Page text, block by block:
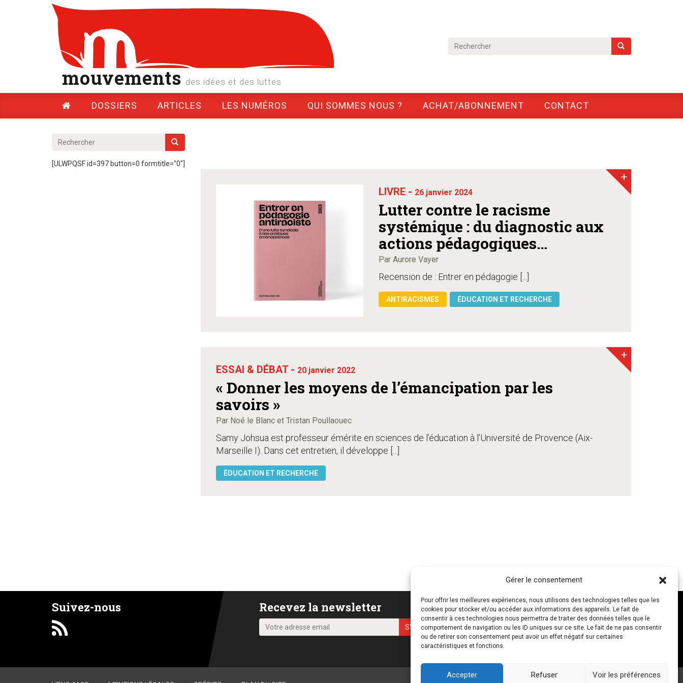
Gérer le consentement
Pour offrir les meilleures expériences, nous utilisons des technologies telles que les
cookies pour stocker et/ou accéder aux informations des appareils. Le fait de
consentir à ces technologies nous permettra de traiter des données telles que le
comportement de navigation ou les ID uniques sur ce site. Le fait de ne pas consentir
ou de retirer son consentement peut avoir un effet négatif sur certaines
caractéristiques et fonctions.
Accepter Refuser Voir les préférences
mouvements des idées et des luttes
DOSSIERS ARTICLES LES NUMÉROS QUI SOMMES NOUS ? ACHAT/ABONNEMENT CONTACT
[ULWPQSF id=397 button=0 formtitle="0"]
LIVRE - 26 janvier 2024
Lutter contre le racisme
systémique : du diagnostic aux
actions pédagogiques
émancipatrices
Par Aurore Vayer
Recension de : Entrer en pédagogie [...]
ANTIRACISMES ÉDUCATION ET RECHERCHE
+
ESSAI & DÉBAT - 20 janvier 2022
« Donner les moyens de l’émancipation par les
savoirs »
Par Noé le Blanc et Tristan Poullaouec
Samy Johsua est professeur émérite en sciences de l’éducation à l’Université de Provence (Aix-
Marseille I). Dans cet entretien, il développe [...]
ÉDUCATION ET RECHERCHE
+
Suivez-nous Recevez la newsletter
NOUS CONTACTER